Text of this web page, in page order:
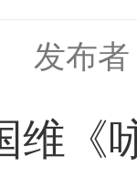
发布
维《